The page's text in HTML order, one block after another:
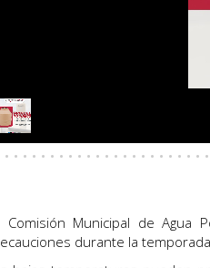
· · · · · · · · · · · · · · · · · · · · ·
Comisión Municipal de Agua
durante la